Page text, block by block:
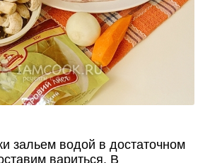
зальем водой в достаточном
вариться. В